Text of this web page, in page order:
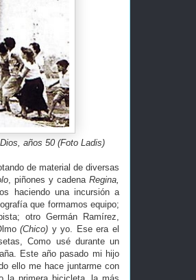
años 50 (Foto Ladis)
de material de diversas
, piñones y cadena Regina,
haciendo una incursión a
que formamos equipo;
otro Germán Ramírez,
(Chico) y yo. Ese era el
Como usé durante un
Este año pasado mi hijo
ello me hace juntarme con